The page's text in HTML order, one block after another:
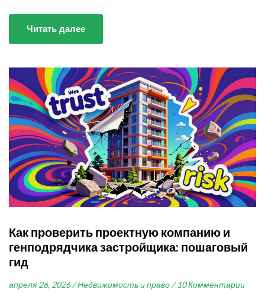
Читать далее
Как проверить проектную компанию и
генподрядчика застройщика: пошаговый
гид
апреля 26, 2026 / Недвижимость и право / 10 Комментарии